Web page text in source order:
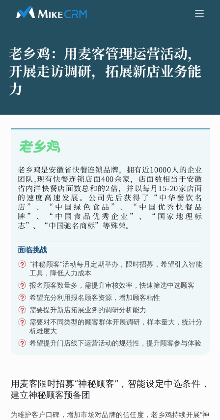
老乡鸡： 用麦客管理运营活动，
开展走访调研，拓展新店业务能
力
老乡鸡是安徽省快餐连锁品牌，拥有近10000人的企业
团队,现有快餐连锁店面400余家，店面数相当于安徽
省内洋快餐店面数总和的2倍，并以每月15-20家店面
的速度高速发展。公司先后获得了“中华餐饮名
店”、“中国绿色食品”、“中国优秀快餐品
牌”、“中国食品优秀企业”、“国家地理标
志”、“中国驰名商标”等殊荣。
面临挑战
“神秘顾客”活动每月定期举办，限时招募，希望引入智能
工具，降低人力成本
报名顾客数量多，需提升审核效率，快速筛选中选顾客
希望充分利用报名顾客资源，增加顾客粘性
需要提升新店拓展业务的调研分析能力
需要对不同类型的顾客群体开展调研，样本量大，统计分
析难度大
希望提升门店线下运营活动的规范性，提升顾客参与体验
用麦客限时招募“神秘顾客”，智能设定中选条件，
建立神秘顾客预备团
为维护客户口碑，增加市场对品牌的信任度，老乡鸡持续开展“神